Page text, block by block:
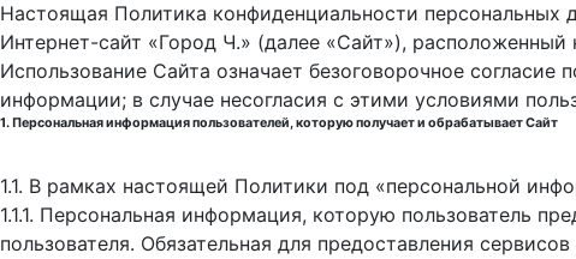
Настоящая Политика конфиденциальности
Интернет-сайт «Город Ч.» (далее «Сайт»),
Использование Сайта означает безоговорочное
информации; в случае несогласия с этими условиями
1. Персональная информация пользователей, которую получает и обрабатывает Сайт
1.1. В рамках настоящей Политики под «персональной
1.1.1. Персональная информация, которую пользователь
пользователя. Обязательная для предоставления